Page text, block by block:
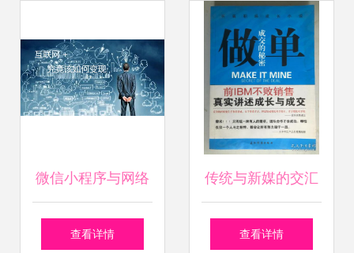
微信小程序与网络
文化经营 开启互联
查看详情
传统与新媒的交汇
北京市百玉文化传
查看详情